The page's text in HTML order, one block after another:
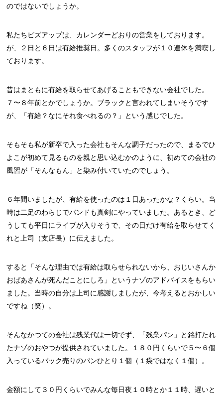
のではないでしょうか。
私たちビズアップは、カレンダーどおりの営業をしております。
が、２日と６日は有給推奨日。多くのスタッフが１０連休を満喫し
ております。
昔はまともに有給を取らせてあげることもできない会社でした。
７〜８年前とかでしょうか。ブラックと言われてしまいそうです
が、「有給？なにそれ食べれるの？」という感じでした。
そもそも私が新卒で入った会社もそんな調子だったので、まるでひ
よこが初めて見るものを親と思い込むかのように、初めての会社の
風習が「そんなもん」と染み付いていたのでしょう。
６年間いましたが、有給を使ったのは１日あったかな？くらい。当
時は二足のわらじでバンドも真剣にやっていました。あるとき、ど
うしても平日にライブが入りそうで、その日だけ有給を取らせてく
れと上司（支店長）に伝えました。
すると「そんな理由では有給は取らせられないから、おじいさんか
おばあさんが死んだことにしろ」というナゾのアドバイスをもらい
ました。当時の自分は上司に感謝しましたが、今考えるとおかしい
ですね（笑）。
そんなかつての会社は残業代は一切でず、「残業パン」と銘打たれ
たナゾのおやつが提供されていました。１８０円くらいで５〜６個
入っているパック売りのパンひとり１個（１袋ではなく１個）。
金額にして３０円くらいでみんな毎日夜１０時とか１１時、遅いと